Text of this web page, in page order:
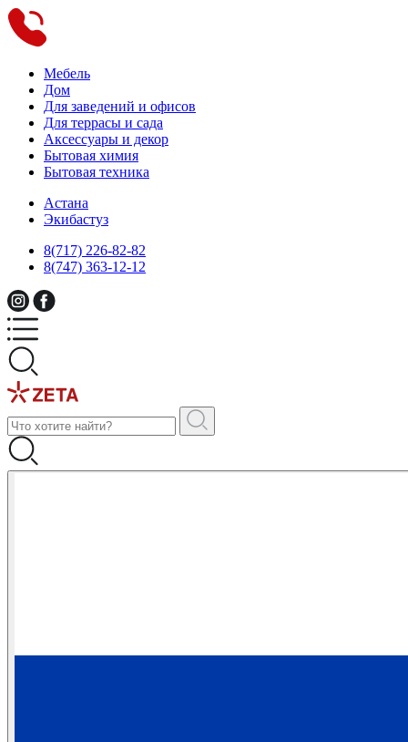
Мебель
Дом
Для заведений и офисов
Для террасы и сада
Аксессуары и декор
Бытовая химия
Бытовая техника
Астана
Экибастуз
8(717) 226-82-82
8(747) 363-12-12